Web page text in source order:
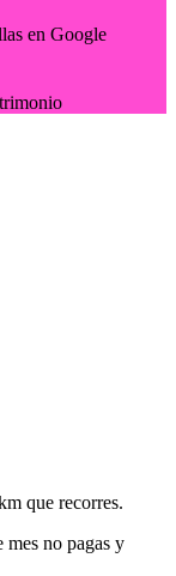
en Google
que recorres.
mes no pagas y